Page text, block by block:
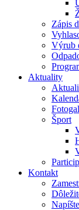
Zápis
Výrub
Aktuality
Šport
Kontakt